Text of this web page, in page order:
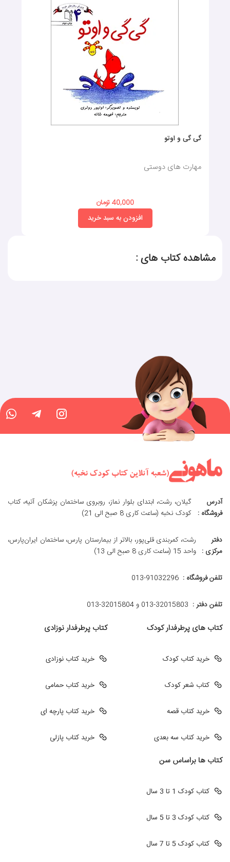
گی گی و اوتو
مهارت های دوستی
40,000 تومان
افزودن به سبد خرید
مشاهده کتاب های :
آدرس
فروشگاه :
گیلان، رشت، ابتدای بلوار نماز، روبروی ساختمان پزشکان آتیه، کتاب
کودک نخبه (ساعت کاری 8 صبح الی 21)
دفتر
مرکزی :
رشت، کمربندی قلی‌پور، بالاتر از بیمارستان پارس، ساختمان ایران‌پارس،
واحد 15 (ساعت کاری 8 صبح الی 13)
تلفن فروشگاه : 013-91032296
تلفن دفتر : 013-32015803 و 32015804-013
کتاب های پرطرفدار کودک
خرید کتاب کودک
کتاب شعر کودک
خرید کتاب قصه
خرید کتاب سه بعدی
کتاب پرطرفدار نوزادی
خرید کتاب نوزادی
خرید کتاب حمامی
خرید کتاب پارچه ای
خرید کتاب پازلی
کتاب ها براساس سن
کتاب کودک 1 تا 3 سال
کتاب کودک 3 تا 5 سال
کتاب کودک 5 تا 7 سال